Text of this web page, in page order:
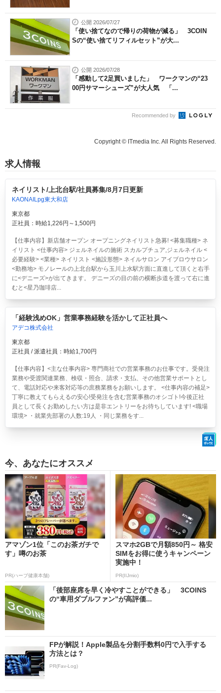
公開 2026/07/27
「使い捨てなので帰りの荷物が減る」 3COIN
Sの“使い捨てリフィルセット”が大...
公開 2026/07/28
「感動して2足買いました」 ワークマンの“23
00円サマーシューズ”が大人気 「...
Recommended by
Copyright © ITmedia Inc. All Rights Reserved.
求人情報
ネイリスト/上北台駅/社員募集/8月7日更新
KAONAILpg東大和店
東京都
正社員：時給1,226円～1,500円
【仕事内容】新店舗オープン オープニングネイリスト急募! <募集職種> ネ
イリスト <仕事内容> ジェルネイルの施術 スカルプチュア,ジェルネイル <
必要経験> <業種> ネイリスト <施設形態> ネイルサロン アイブロウサロン
<勤務地> モノレールの上北台駅から玉川上水駅方面に直進して頂くと右手
に<デニーズ>が出てきます。 デニーズの目の前の横断歩道を渡って右に進
むと<星乃珈琲店...
「経験浅めOK」営業事務経験を活かして正社員へ
アデコ株式会社
東京都
正社員 / 派遣社員：時給1,700円
【仕事内容】<主な仕事内容> 専門商社での営業事務のお仕事です。受発注
業務や受渡関連業務、検収・照合、請求・支払、その他営業サポートとし
て、電話対応や来客対応等の庶務業務をお願いします。 <仕事内容の補足>
丁寧に教えてもらえるの安心!受発注を含む営業事務のオシゴト!今後正社
員として長くお勤めしたい方は是非エントリーをお待ちしています! <職場
環境> ・就業先部署の人数:19人 ・同じ業務をす...
今、あなたにオススメ
アマゾン1位「このお茶ガチで
す」噂のお茶
PR(ハーブ健康本舗)
スマホ2GBで月額850円～ 格安
SIMをお得に使うキャンペーン
実施中！
PR(IIJmio)
「後部座席を早く冷やすことができる」 3COINS
の“車用ダブルファン”が高評価...
FPが解説！Apple製品を分割手数料0円で入手する
方法とは？
PR(Fav-Log)